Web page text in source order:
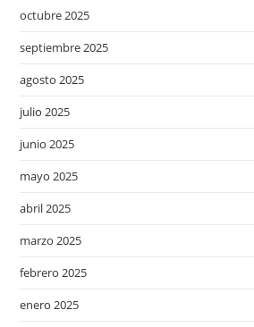
octubre 2025
septiembre 2025
agosto 2025
julio 2025
junio 2025
mayo 2025
abril 2025
marzo 2025
febrero 2025
enero 2025